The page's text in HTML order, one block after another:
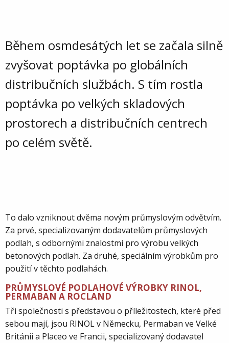
Během osmdesátých let se začala silně
zvyšovat poptávka po globálních
distribučních službách. S tím rostla
poptávka po velkých skladových
prostorech a distribučních centrech
po celém světě.
To dalo vzniknout dvěma novým průmyslovým odvětvím.
Za prvé, specializovaným dodavatelům průmyslových
podlah, s odbornými znalostmi pro výrobu velkých
betonových podlah. Za druhé, speciálním výrobkům pro
použití v těchto podlahách.
PRŮMYSLOVÉ PODLAHOVÉ VÝROBKY RINOL,
PERMABAN A ROCLAND
Tři společnosti s představou o příležitostech, které před
sebou mají, jsou RINOL v Německu, Permaban ve Velké
Británii a Placeo ve Francii, specializovaný dodavatel